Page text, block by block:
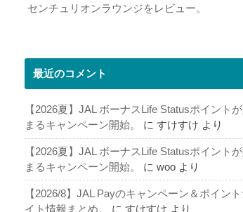
センチュリオンラウンジをレビュー。
最近のコメント
【2026夏】JAL ボーナスLife Statusポイント
まるキャンペーン開始。
に すけすけ より
【2026夏】JAL ボーナスLife Statusポイント
まるキャンペーン開始。
に woo より
【2026/8】JAL Payのキャンペーン＆ポイン
イト情報まとめ。
に すけすけ より